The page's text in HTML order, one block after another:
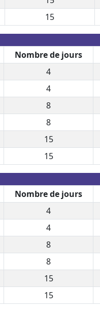
15
Nombre de jours
4
4
8
8
15
15
Nombre de jours
4
4
8
8
15
15